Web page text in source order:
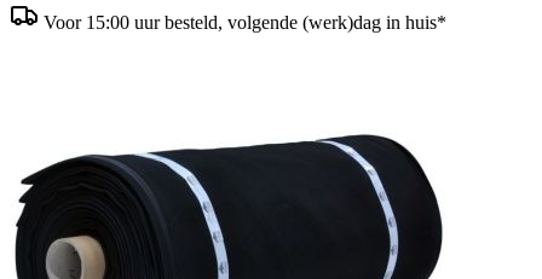
Voor 15:00 uur besteld, volgende (werk)dag in huis*